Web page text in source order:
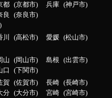
都 京都市 兵庫
神戸市
良
奈良市
川 高松市 愛媛
松山市
山 岡山市 島根
出雲市
口 下関市
賀 佐賀市 長崎
長崎市
分 大分市 宮崎
宮崎市